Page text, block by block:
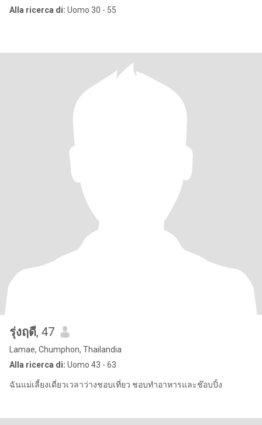
Alla ricerca di: Uomo 30 - 55
รุ่งฤดี, 47
Lamae, Chumphon, Thailandia
Alla ricerca di: Uomo 43 - 63
ฉันแม่เลี้ยงเดี่ยวเวลาว่างชอบเที่ยว ชอบทำอาหารและช๊อบปิ้ง